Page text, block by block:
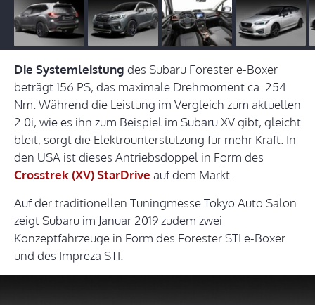
Die Systemleistung des Subaru Forester e-Boxer
beträgt 156 PS, das maximale Drehmoment ca. 254
Nm. Während die Leistung im Vergleich zum aktuellen
2.0i, wie es ihn zum Beispiel im Subaru XV gibt, gleicht
bleit, sorgt die Elektrounterstützung für mehr Kraft. In
den USA ist dieses Antriebsdoppel in Form des
Crosstrek (XV) StarDrive auf dem Markt.
Auf der traditionellen Tuningmesse Tokyo Auto Salon
zeigt Subaru im Januar 2019 zudem zwei
Konzeptfahrzeuge in Form des Forester STI e-Boxer
und des Impreza STI.